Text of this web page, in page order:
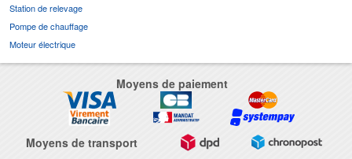
Station de relevage
Pompe de chauffage
Moteur électrique
Moyens de paiement
Moyens de transport